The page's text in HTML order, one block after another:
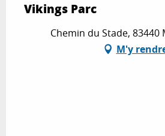
Vikings Parc
Chemin du Stade,
M'y